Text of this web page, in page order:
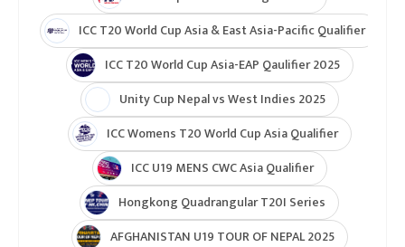
ICC T20 World Cup Asia & East Asia-Pacific Qualifier
ICC T20 World Cup Asia-EAP Qaulifier 2025
Unity Cup Nepal vs West Indies 2025
ICC Womens T20 World Cup Asia Qualifier
ICC U19 MENS CWC Asia Qualifier
Hongkong Quadrangular T20I Series
AFGHANISTAN U19 TOUR OF NEPAL 2025